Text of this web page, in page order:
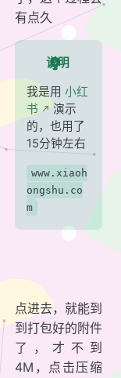
有点久
说明
我是用 小红
书
演示
的，也用了
15分钟左右
www.xiaoh
ongshu.co
m
点进去，就能到
到打包好的附件
了，才不到
4M，点击压缩